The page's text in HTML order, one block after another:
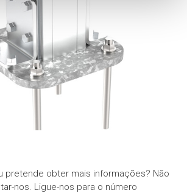
pretende obter mais informações? Não
nos. Ligue-nos para o número